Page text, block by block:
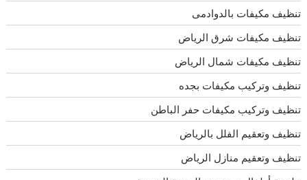
تنظيف مكيفات بالدوادمى
تنظيف مكيفات شرق الرياض
تنظيف مكيفات شمال الرياض
تنظيف وتركيب مكيفات بجده
تنظيف وتركيب مكيفات حفر الباطن
تنظيف وتعقيم الفلل بالرياض
تنظيف وتعقيم منازل الرياض